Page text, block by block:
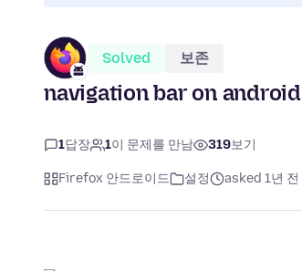
Solved 보존
navigation bar on android
1답장 1이 문제를 만남 319보기
Firefox 안드로이드 설정 asked 1년 전